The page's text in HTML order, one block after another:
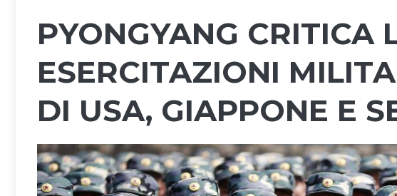
PYONGYANG CRITICA
ESERCITAZIONI
DI USA, GIAPPONE E